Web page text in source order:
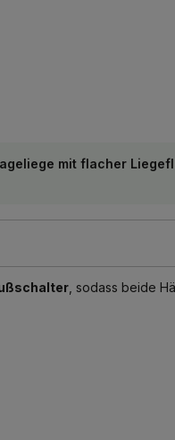
mit flacher
, sodass beide